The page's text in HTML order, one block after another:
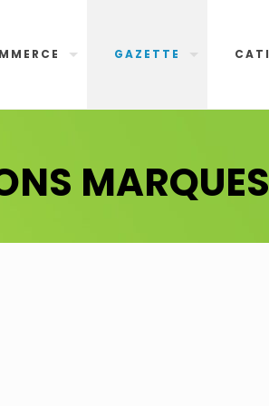
GAZETTE CATI
MARQUES